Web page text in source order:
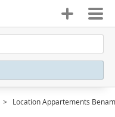
Location Appartements